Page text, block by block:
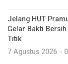
Jelang HUT
Gelar Bakti
Titik
7 Agustus 2026 -